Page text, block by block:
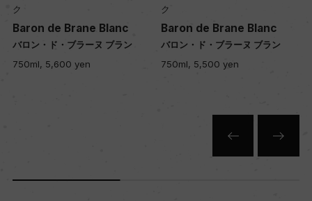
色
ク
Baron de Brane Blanc
バロン・ド・ブラーヌ ブラン
750ml, 5,600 yen
ク
Baron de Brane Blanc
バロン・ド・ブラーヌ ブラン
750ml, 5,500 yen